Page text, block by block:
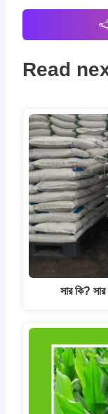
Read
সার কি?